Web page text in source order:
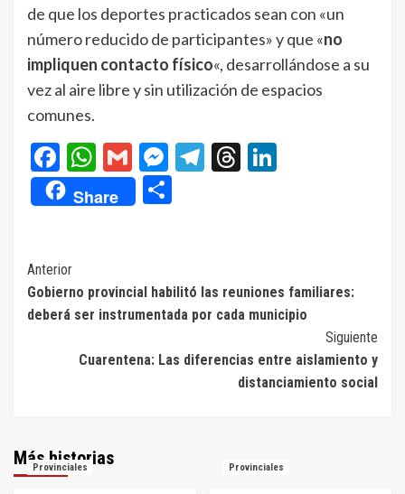
de que los deportes practicados sean con «un
número reducido de participantes» y que «no
impliquen contacto físico«, desarrollándose a su
vez al aire libre y sin utilización de espacios
comunes.
Facebook
WhatsApp
GmailMessenger
Telegram
Threads
Share
Navegación
de
Anterior
Gobierno provincial habilitó las reuniones familiares:
deberá ser instrumentada por cada municipio
Siguiente
Cuarentena: Las diferencias entre aislamiento y
distanciamiento social
Más historias
Provinciales Provinciales